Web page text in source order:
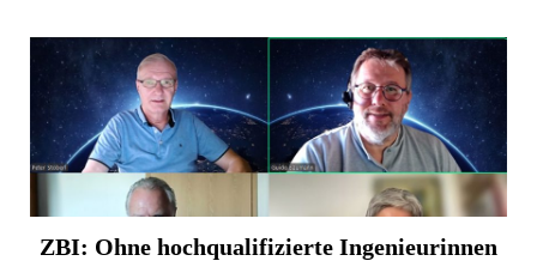
ZBI: Ohne hochqualifizierte Ingenieurinnen